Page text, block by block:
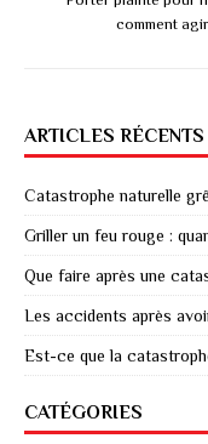
comment
ARTICLES RÉCENTS
Catastrophe naturelle
Griller un feu rouge :
Que faire après une
Les accidents après
Est-ce que la
CATÉGORIES